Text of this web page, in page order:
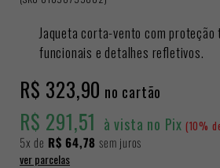
Jaqueta corta-vento com
funcionais e detalhes refletivos.
R$ 323,90 no cartão
R$ 291,51 à vista no Pix (10%
5x de R$ 64,78 sem juros
ver parcelas